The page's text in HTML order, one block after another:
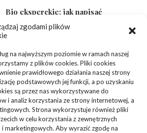
zgodami plików
na najwyższym poziomie w ramach naszej
z plików cookies. Pliki cookies
prawidłowego działania naszej strony
podstawowych jej funkcji, a po uzyskaniu
są przez nas wykorzystywane do
i analiz korzystania ze strony internetowej, a
Strona wykorzystuje również pliki
w celu korzystania z zewnętrznych
marketingowych. Aby wyrazić zgodę na
Bio eksperckie: jak napisać
wiarygodny opis
06/07/2026